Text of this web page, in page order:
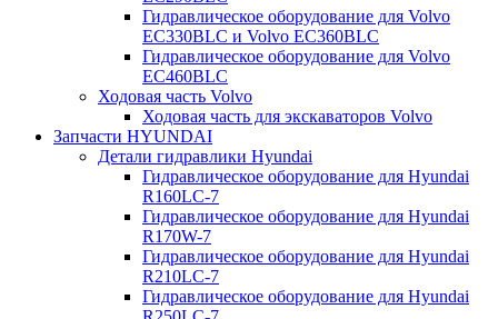
Гидравлическое оборудование для Volvo
EC330BLC и Volvo EC360BLC
Гидравлическое оборудование для Volvo
EC460BLC
Ходовая часть Volvo
Ходовая часть для экскаваторов Volvo
Запчасти HYUNDAI
Детали гидравлики Hyundai
Гидравлическое оборудование для Hyundai
R160LC-7
Гидравлическое оборудование для Hyundai
R170W-7
Гидравлическое оборудование для Hyundai
R210LC-7
Гидравлическое оборудование для Hyundai